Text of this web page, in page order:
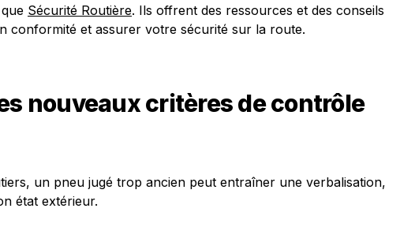
Sécurité Routière. Ils offrent des ressources et des conseils
conformité et assurer votre sécurité sur la route.
nouveaux critères de contrôle
un pneu jugé trop ancien peut entraîner une verbalisation,
état extérieur.